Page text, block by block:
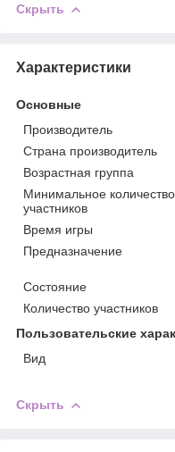
Скрыть
Характеристики
Основные
Производитель
Страна производитель
Возрастная группа
Минимальное количество
участников
Время игры
Предназначение
Состояние
Количество участников
Пользовательские
Вид
Скрыть